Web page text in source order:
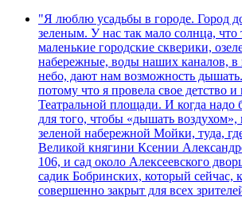
"Я люблю усадьбы в городе. Город
зеленым. У нас так мало солнца, что
маленькие городские скверики,
набережные, воды наших каналов, в
небо, дают нам возможность
потому что я провела свое детство
Театральной площади. И когда надо
для того, чтобы «дышать
зеленой набережной Мойки, туда,
Великой княгини Ксении
106, и сад около Алексеевского
садик Бобринских, который сейчас,
совершенно закрыт для всех